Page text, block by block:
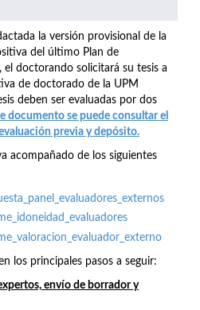
la versión provisional de la
del último Plan de
el doctorando solicitará su tesis a
de doctorado de la UPM
deben ser evaluadas por dos
documento se puede consultar el
previa y depósito.
acompañado de los siguientes
los principales pasos a seguir:
envío de borrador y